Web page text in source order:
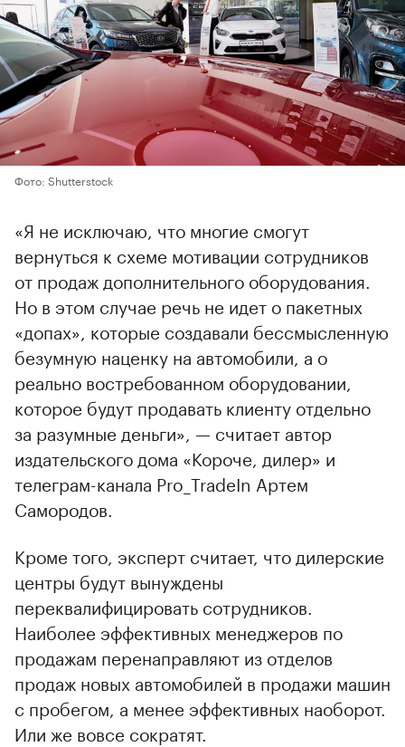
Фото: Shutterstock
«Я не исключаю, что многие смогут
вернуться к схеме мотивации сотрудников
от продаж дополнительного оборудования.
Но в этом случае речь не идет о пакетных
«допах», которые создавали бессмысленную
безумную наценку на автомобили, а о
реально востребованном оборудовании,
которое будут продавать клиенту отдельно
за разумные деньги», — считает автор
издательского дома «Короче, дилер» и
телеграм-канала Pro_TradeIn Артем
Самородов.
Кроме того, эксперт считает, что дилерские
центры будут вынуждены
переквалифицировать сотрудников.
Наиболее эффективных менеджеров по
продажам перенаправляют из отделов
продаж новых автомобилей в продажи машин
с пробегом, а менее эффективных наоборот.
Или же вовсе сократят.